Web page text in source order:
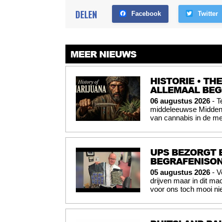
DELEN Facebook Twitter
MEER NIEUWS
HISTORIE •
ALLEMAAL
06 augustus 2026 -
middeleeuwse
van cannabis in de
UPS BEZORGT
05 augustus 2026 -
drijven maar in dit
voor ons toch mooi